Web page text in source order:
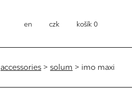
en czk košík 0
accessories > solum > imo maxi